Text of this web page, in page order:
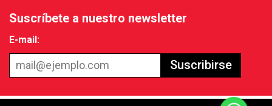
Suscríbete a nuestro newsletter
E-mail:
Suscribirse